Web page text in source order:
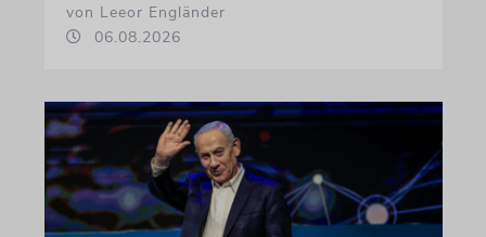
von Leeor Engländer
06.08.2026